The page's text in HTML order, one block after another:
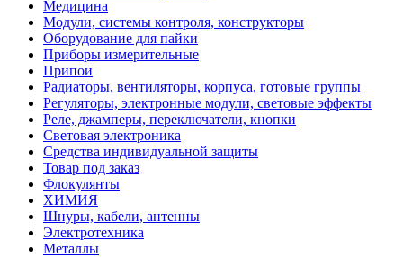
Медицина
Модули, системы контроля, конструкторы
Оборудование для пайки
Приборы измерительные
Припои
Радиаторы, вентиляторы, корпуса, готовые группы
Регуляторы, электронные модули, световые эффекты
Реле, джамперы, переключатели, кнопки
Световая электроника
Средства индивидуальной защиты
Товар под заказ
Флокулянты
ХИМИЯ
Шнуры, кабели, антенны
Электротехника
Металлы